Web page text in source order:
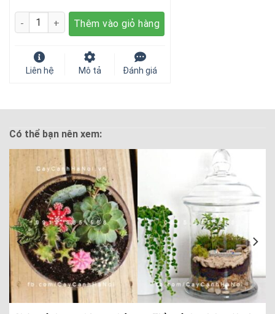
Số lượng Thêm vào giỏ hàng
Liên hệ Mô tả Đánh giá
Có thể bạn nên xem: